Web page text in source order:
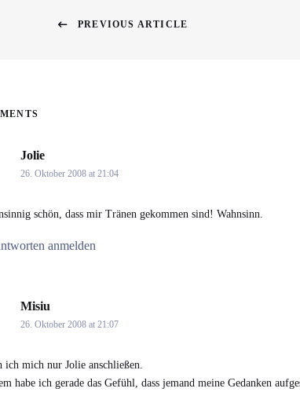
PREVIOUS ARTICLE
Jolie
26. Oktober 2008 at 21:04
schön, dass mir Tränen gekommen sind! Wahnsinn.
anmelden
Misiu
26. Oktober 2008 at 21:07
ich mich nur Jolie anschließen.
habe ich gerade das Gefühl, dass jemand meine Gedanken